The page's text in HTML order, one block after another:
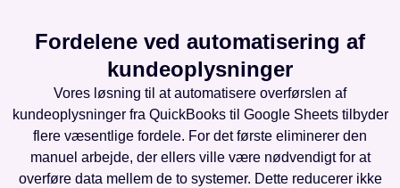
Fordelene ved automatisering af
kundeoplysninger
Vores løsning til at automatisere overførslen af
kundeoplysninger fra QuickBooks til Google Sheets tilbyder
flere væsentlige fordele. For det første eliminerer den
manuel arbejde, der ellers ville være nødvendigt for at
overføre data mellem de to systemer. Dette reducerer ikke